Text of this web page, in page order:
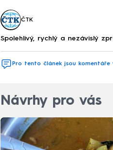
ČTK
Spolehlivý, rychlý a nezávislý
Pro tento článek jsou komentáře
Návrhy pro vás